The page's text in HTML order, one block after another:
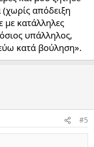
απόδειξη
κατάλληλες
υπάλληλος,
κατά βούληση».
#5